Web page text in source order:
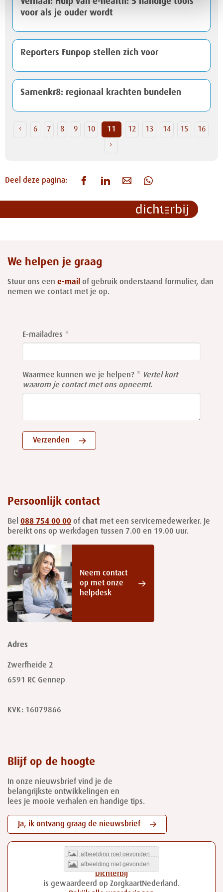
voor als je ouder wordt
Reporters Funpop stellen zich voor
Samenkr8: regionaal krachten bundelen
‹ 6 7 8 9 10 11 12 13 14 15
16
›
Deel deze pagina:
We helpen je graag
Stuur ons een e-mail of gebruik onderstaand formulier, dan
nemen we contact met je op.
this
field
E-mailadres
Waarmee kunnen we je helpen?
Vertel kort
waarom je contact met ons opneemt.
Verzenden
Persoonlijk contact
Bel 088 754 00 00 of chat met een servicemedewerker. Je
bereikt ons op werkdagen tussen 7.00 en 19.00 uur.
Neem contact
op met onze
helpdesk
Adres
Zwerfheide 2
6591 RC Gennep
KVK: 16079866
Blijf op de hoogte
In onze nieuwsbrief vind je de
belangrijkste ontwikkelingen en
lees je mooie verhalen en handige tips.
Ja, ik ontvang graag de nieuwsbrief
Dichterbij
is gewaardeerd op ZorgkaartNederland.